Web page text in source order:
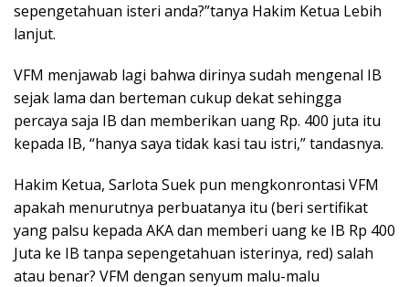
sepengetahuan isteri anda?”tanya Hakim Ketua Lebih
lanjut.
VFM menjawab lagi bahwa dirinya sudah mengenal IB
sejak lama dan berteman cukup dekat sehingga
percaya saja IB dan memberikan uang Rp. 400 juta itu
kepada IB, “hanya saya tidak kasi tau istri,” tandasnya.
Hakim Ketua, Sarlota Suek pun mengkonrontasi VFM
apakah menurutnya perbuatanya itu (beri sertifikat
yang palsu kepada AKA dan memberi uang ke IB Rp 400
Juta ke IB tanpa sepengetahuan isterinya, red) salah
atau benar? VFM dengan senyum malu-malu